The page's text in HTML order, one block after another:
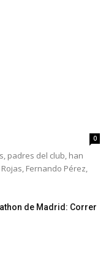
0
padres del club, han
Fernando Pérez,
de Madrid: Correr